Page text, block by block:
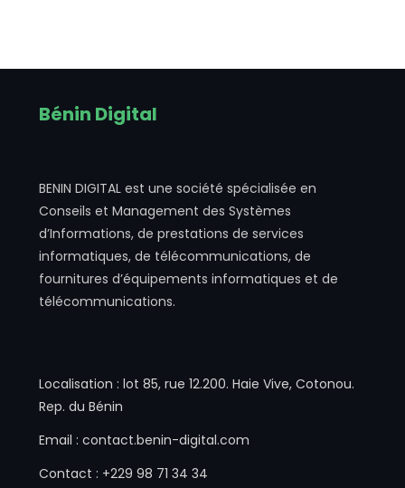
Bénin Digital
BENIN DIGITAL est une société spécialisée en
Conseils et Management des Systèmes
d’Informations, de prestations de services
informatiques, de télécommunications, de
fournitures d’équipements informatiques et de
télécommunications.
Localisation : lot 85, rue 12.200. Haie Vive, Cotonou.
Rep. du Bénin
Email : contact.benin-digital.com
Contact : +229 98 71 34 34